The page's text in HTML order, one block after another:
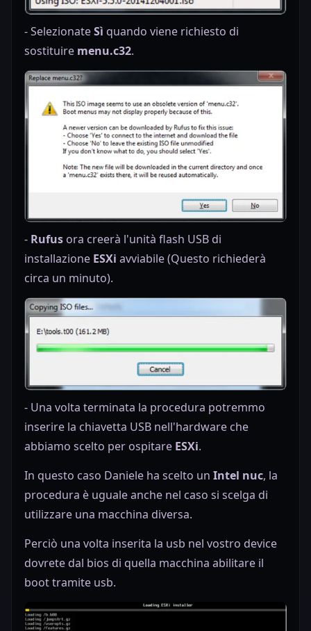
- SelezionateSì quando viene richiesto di
sostituire menu.c32.
- Rufus ora creerà l'unità flash USB di
installazione ESXi avviabile (Questo richiederà
circa un minuto).
- Una volta terminata la procedura potremmo
inserire la chiavetta USB nell'hardware che
abbiamo scelto per ospitare ESXi.
In questo caso Daniele ha scelto un Intel nuc, la
procedura è uguale anche nel caso si scelga di
utilizzare una macchina diversa.
Perciò una volta inserita la usb nel vostro device
dovrete dal bios di quella macchina abilitare il
boot tramite usb.